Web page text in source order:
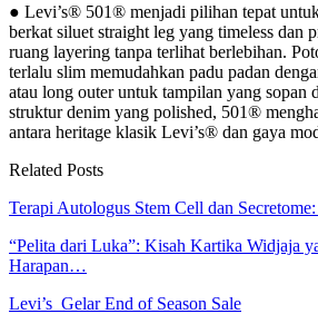
● Levi’s® 501® menjadi pilihan tepat
berkat siluet straight leg yang timeless dan
ruang layering tanpa terlihat berlebihan.
terlalu slim memudahkan padu padan
atau long outer untuk tampilan yang sopan
struktur denim yang polished, 501®
antara heritage klasik Levi’s® dan gaya
Related Posts
Terapi Autologus Stem Cell dan
“Pelita dari Luka”: Kisah Kartika Widjaja
Harapan…
Levi’s Gelar End of Season Sale